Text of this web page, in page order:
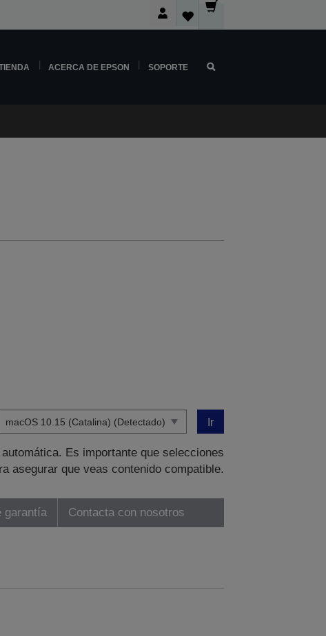
ACERCA DE EPSON SOPORTE
Ir
Es importante que selecciones
asegurar que veas contenido compatible.
garantía Contacta con nosotros